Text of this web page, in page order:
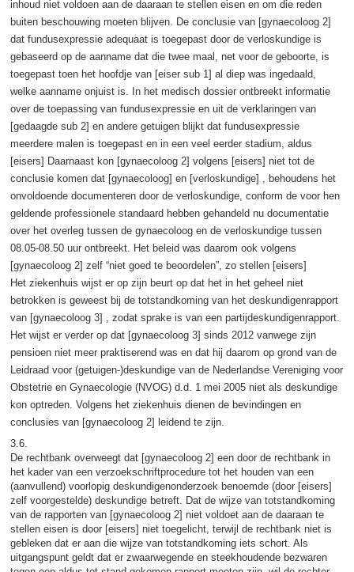
inhoud niet voldoen aan de daaraan te stellen eisen en om die reden
buiten beschouwing moeten blijven. De conclusie van [gynaecoloog 2]
dat fundusexpressie adequaat is toegepast door de verloskundige is
gebaseerd op de aanname dat die twee maal, net voor de geboorte, is
toegepast toen het hoofdje van [eiser sub 1] al diep was ingedaald,
welke aanname onjuist is. In het medisch dossier ontbreekt informatie
over de toepassing van fundusexpressie en uit de verklaringen van
[gedaagde sub 2] en andere getuigen blijkt dat fundusexpressie
meerdere malen is toegepast en in een veel eerder stadium, aldus
[eisers] Daarnaast kon [gynaecoloog 2] volgens [eisers] niet tot de
conclusie komen dat [gynaecoloog] en [verloskundige] , behoudens het
onvoldoende documenteren door de verloskundige, conform de voor hen
geldende professionele standaard hebben gehandeld nu documentatie
over het overleg tussen de gynaecoloog en de verloskundige tussen
08.05-08.50 uur ontbreekt. Het beleid was daarom ook volgens
[gynaecoloog 2] zelf “niet goed te beoordelen”, zo stellen [eisers]
Het ziekenhuis wijst er op zijn beurt op dat het in het geheel niet
betrokken is geweest bij de totstandkoming van het deskundigenrapport
van [gynaecoloog 3] , zodat sprake is van een partijdeskundigenrapport.
Het wijst er verder op dat [gynaecoloog 3] sinds 2012 vanwege zijn
pensioen niet meer praktiserend was en dat hij daarom op grond van de
Leidraad voor (getuigen-)deskundige van de Nederlandse Vereniging voor
Obstetrie en Gynaecologie (NVOG) d.d. 1 mei 2005 niet als deskundige
kon optreden. Volgens het ziekenhuis dienen de bevindingen en
conclusies van [gynaecoloog 2] leidend te zijn.
3.6.
De rechtbank overweegt dat [gynaecoloog 2] een door de rechtbank in
het kader van een verzoekschriftprocedure tot het houden van een
(aanvullend) voorlopig deskundigenonderzoek benoemde (door [eisers]
zelf voorgestelde) deskundige betreft. Dat de wijze van totstandkoming
van de rapporten van [gynaecoloog 2] niet voldoet aan de daaraan te
stellen eisen is door [eisers] niet toegelicht, terwijl de rechtbank niet is
gebleken dat er aan die wijze van totstandkoming iets schort. Als
uitgangspunt geldt dat er zwaarwegende en steekhoudende bezwaren